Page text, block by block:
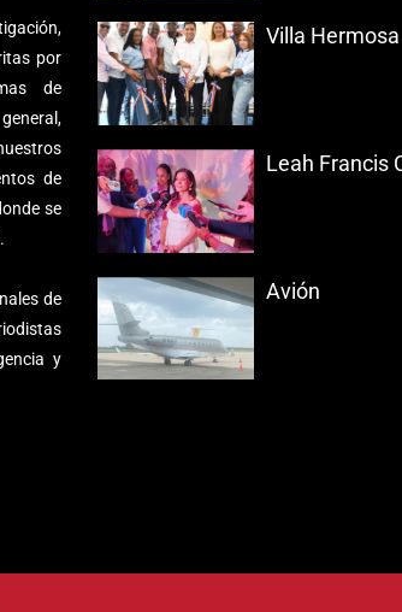
por
de
de
se
de
y
Villa Hermosa
Leah Francis
Avión